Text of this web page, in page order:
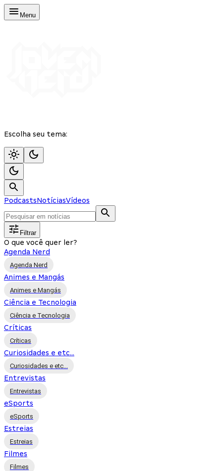
Menu
Escolha seu tema:
PodcastsNotíciasVídeos
Filtrar
O que você quer ler?
Agenda Nerd
Agenda Nerd
Animes e Mangás
Animes e Mangás
Ciência e Tecnologia
Ciência e Tecnologia
Críticas
Críticas
Curiosidades e etc...
Curiosidades e etc...
Entrevistas
Entrevistas
eSports
eSports
Estreias
Estreias
Filmes
Filmes